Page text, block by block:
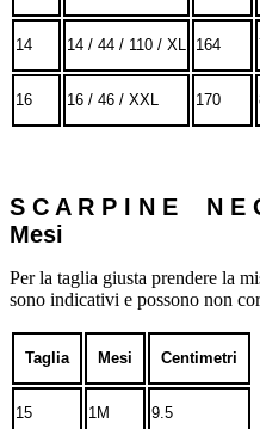
14 14 / 44 / 110 / XL 164
16 16 / 46 / XXL 170
S C A R P I N E N E
Mesi
Per la taglia giusta prendere la
sono indicativi e possono non
Taglia Mesi Centimetri
15 1M 9.5